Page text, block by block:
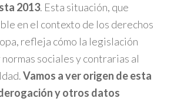
2013. Esta situación, que
en el contexto de los derechos
refleja cómo la legislación
sociales y contrarias al
Vamos a ver origen de esta
y otros datos